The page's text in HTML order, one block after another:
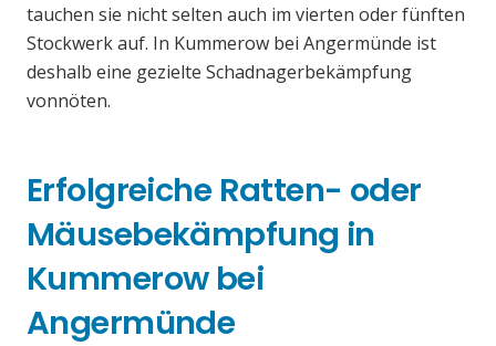
tauchen sie nicht selten auch im vierten oder fünften
Stockwerk auf. In Kummerow bei Angermünde ist
deshalb eine gezielte Schadnagerbekämpfung
vonnöten.
Erfolgreiche Ratten- oder
Mäusebekämpfung in
Kummerow bei
Angermünde